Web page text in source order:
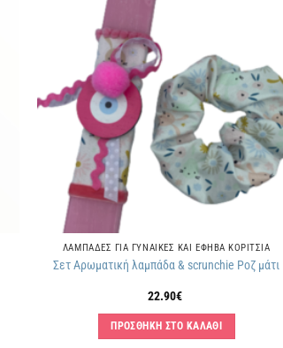
ΛΑΜΠΑΔΕΣ ΓΙΑ ΓΥΝΑΙΚΕΣ ΚΑΙ ΕΦΗΒΑ ΚΟΡΙΤΣΙΑ
Σετ Αρωματική λαμπάδα & scrunchie Ροζ μάτι
22.90€
ΠΡΟΣΘΗΚΗ ΣΤΟ ΚΑΛΑΘΙ